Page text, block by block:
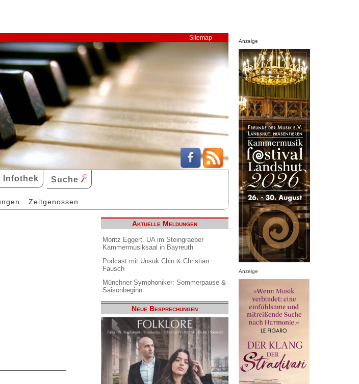
Sitemap
Infothek Suche
Zeitgenossen
Aktuelle Meldungen
Moritz Eggert. UA im Steingraeber
Kammermusiksaal in Bayreuth
Podcast mit Unsuk Chin & Christian
Fausch
Münchner Symphoniker: Sommerpause &
Saisonbeginn
Neue Besprechungen
Anzeige
Anzeige